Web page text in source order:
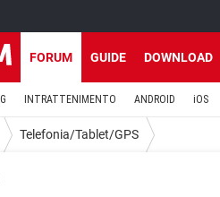
FORUM GUIDE DOWNLOAD
INTRATTENIMENTO ANDROID iOS
Telefonia/Tablet/GPS